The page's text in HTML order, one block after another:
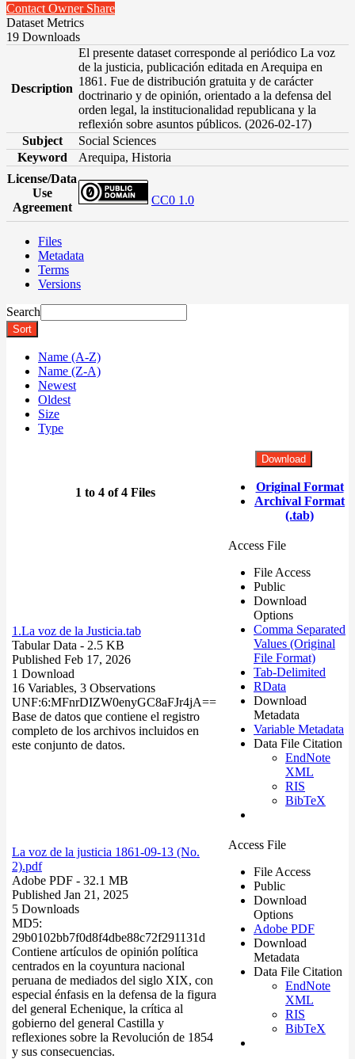
Contact Owner Share
Dataset Metrics
19 Downloads
Description
El presente dataset corresponde al periódico La voz
de la justicia, publicación editada en Arequipa en
1861. Fue de distribución gratuita y de carácter
doctrinario y de opinión, orientado a la defensa del
orden legal, la institucionalidad republicana y la
reflexión sobre asuntos públicos. (2026-02-17)
Subject
Social Sciences
Keyword
Arequipa, Historia
License/Data
Use
Agreement
CC0 1.0
Files
Metadata
Terms
Versions
Search
Sort
Name (A-Z)
Name (Z-A)
Newest
Oldest
Size
Type
1 to 4 of 4 Files
Download
Original Format
Archival Format
(.tab)
1.La voz de la Justicia.tab
Tabular Data - 2.5 KB
Published Feb 17, 2026
1 Download
16 Variables, 3 Observations
UNF:6:MFnrDIZW0enyGC8aFJr4jA==
Base de datos que contiene el registro
completo de los archivos incluidos en
este conjunto de datos.
Access File
File Access
Public
Download
Options
Comma Separated
Values (Original
File Format)
Tab-Delimited
RData
Download
Metadata
Variable Metadata
Data File Citation
EndNote
XML
RIS
BibTeX
La voz de la justicia 1861-09-13 (No.
2).pdf
Adobe PDF - 32.1 MB
Published Jan 21, 2025
5 Downloads
MD5:
29b0102bb7f0d8f4dbe88c72f291131d
Contiene artículos de opinión política
centrados en la coyuntura nacional
peruana de mediados del siglo XIX, con
especial énfasis en la defensa de la figura
del general Echenique, la crítica al
gobierno del general Castilla y
reflexiones sobre la Revolución de 1854
y sus consecuencias.
Access File
File Access
Public
Download
Options
Adobe PDF
Download
Metadata
Data File Citation
EndNote
XML
RIS
BibTeX